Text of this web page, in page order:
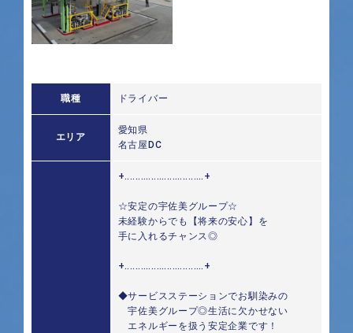
職種 ドライバー
エリア
愛知県
名古屋DC
+‥‥‥‥‥‥‥‥‥‥‥‥‥‥‥+
☆安定の宇佐美グループ☆
未経験からでも【将来の安心】を
手に入れるチャンス◎
+‥‥‥‥‥‥‥‥‥‥‥‥‥‥‥+
◆サービスステーションでお馴染みの
宇佐美グループ◎生活に欠かせない
エネルギーを扱う安定企業です！